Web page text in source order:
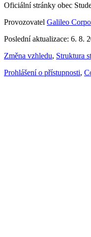
Oficiální stránky obec
Provozovatel Galileo
Poslední aktualizace: 6. 8.
Změna vzhledu, Struktura
Prohlášení o přístupnosti,